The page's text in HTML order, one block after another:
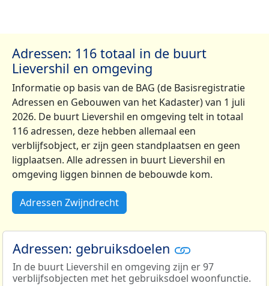
Adressen: 116 totaal in de buurt
Lievershil en omgeving
Informatie op basis van de BAG (de Basisregistratie
Adressen en Gebouwen van het Kadaster) van 1 juli
2026. De buurt Lievershil en omgeving telt in totaal
116 adressen, deze hebben allemaal een
verblijfsobject, er zijn geen standplaatsen en geen
ligplaatsen. Alle adressen in buurt Lievershil en
omgeving liggen binnen de bebouwde kom.
Adressen Zwijndrecht
Adressen: gebruiksdoelen
In de buurt Lievershil en omgeving zijn er 97
verblijfsobjecten met het gebruiksdoel woonfunctie.